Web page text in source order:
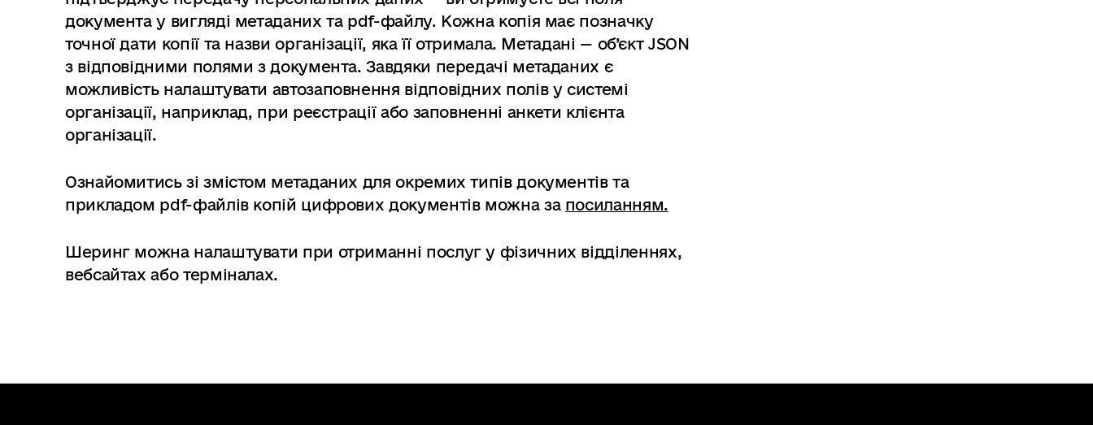
документа у вигляді метаданих та pdf-файлу. Кожна копія має позначку
точної дати копії та назви організації, яка її отримала. Метадані — об’єкт JSON
з відповідними полями з документа. Завдяки передачі метаданих є
можливість налаштувати автозаповнення відповідних полів у системі
організації, наприклад, при реєстрації або заповненні анкети клієнта
організації.
Ознайомитись зі змістом метаданих для окремих типів документів та
прикладом pdf-файлів копій цифрових документів можна за посиланням.
Шеринг можна налаштувати при отриманні послуг у фізичних відділеннях,
вебсайтах або терміналах.